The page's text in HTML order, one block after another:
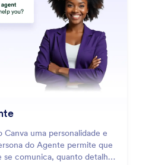
Canva uma personalidade e
do Agente permite que
comunica, quanto detalhe